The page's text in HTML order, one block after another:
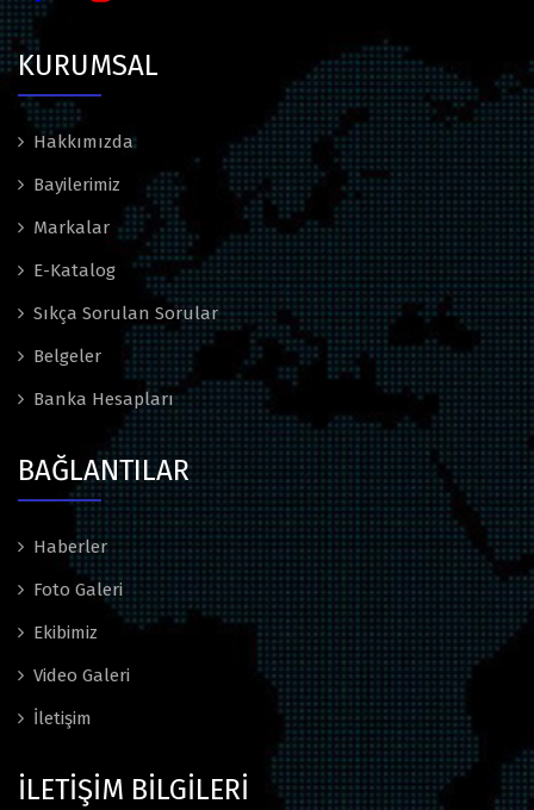
KURUMSAL
Hakkımızda
Bayilerimiz
Markalar
E-Katalog
Sıkça Sorulan Sorular
Belgeler
Banka Hesapları
BAĞLANTILAR
Haberler
Foto Galeri
Ekibimiz
Video Galeri
İletişim
İLETİŞİM BİLGİLERİ